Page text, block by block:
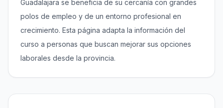
Guadalajara se beneficia de su cercanía con grandes
polos de empleo y de un entorno profesional en
crecimiento. Esta página adapta la información del
curso a personas que buscan mejorar sus opciones
laborales desde la provincia.